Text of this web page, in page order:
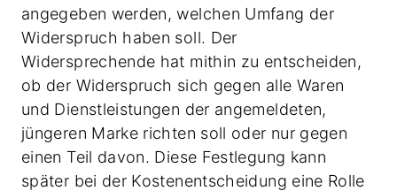
angegeben werden, welchen Umfang der
Widerspruch haben soll. Der
Widersprechende hat mithin zu entscheiden,
ob der Widerspruch sich gegen alle Waren
und Dienstleistungen der angemeldeten,
jüngeren Marke richten soll oder nur gegen
einen Teil davon. Diese Festlegung kann
später bei der Kostenentscheidung eine Rolle